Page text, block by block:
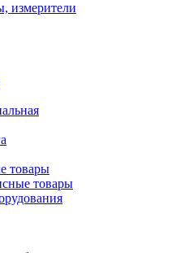
измерители
товары
товары